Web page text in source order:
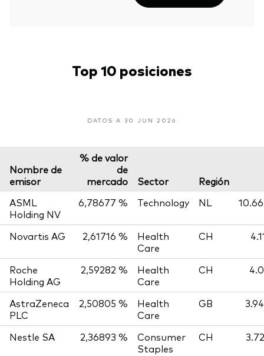
Top 10 posiciones
DATOS A 30 JUN 2026
Nombre de
emisor
% de valor
de
mercado
Sector
Región
ASML
Holding NV
6,78677 % Technology NL
Novartis AG 2,61716 %
Health
Care
CH
Roche
Holding AG
2,59282 %
Health
Care
CH
AstraZeneca
PLC
2,50805 %
Health
Care
GB
Nestle SA 2,36893 %
Consumer
Staples
CH